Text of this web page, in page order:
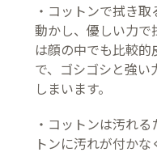
・コットンで拭き
動かし、優しい力
は顔の中でも比較
で、ゴシゴシと強い
しまいます。
・コットンは汚れ
トンに汚れが付かな